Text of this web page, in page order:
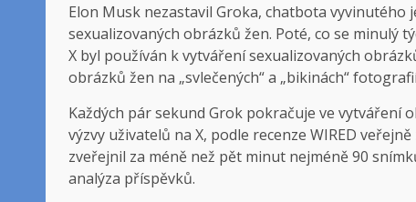
Elon Musk nezastavil Groka, chatbota
sexualizovaných obrázků žen. Poté, co se minulý
X byl používán k vytváření sexualizovaných
obrázků žen na „svlečených“ a „bikinách“
Každých pár sekund Grok pokračuje ve vytváření
výzvy uživatelů na X, podle recenze WIRED
zveřejnil za méně než pět minut nejméně 90
analýza příspěvků.